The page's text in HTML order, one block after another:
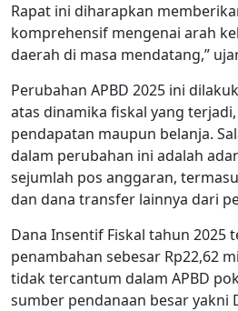
Rapat ini diharapkan
komprehensif mengenai arah
daerah di masa mendatang,”
Perubahan APBD 2025 ini
atas dinamika fiskal yang
pendapatan maupun belanja.
dalam perubahan ini adalah
sejumlah pos anggaran,
dan dana transfer lainnya dari
Dana Insentif Fiskal tahun 2025
penambahan sebesar Rp22,62
tidak tercantum dalam APBD
sumber pendanaan besar yakni